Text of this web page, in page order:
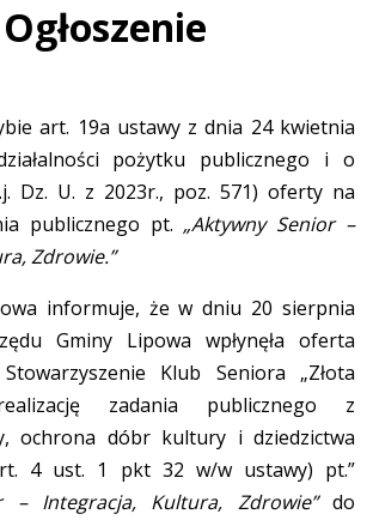
Ogłoszenie
art. 19a ustawy z dnia 24 kwietnia
pożytku publicznego i o
Dz. U. z 2023r., poz. 571) oferty na
publicznego pt. „Aktywny Senior –
Zdrowie.”
informuje, że w dniu 20 sierpnia
Gminy Lipowa wpłynęła oferta
Klub Seniora „Złota
zadania publicznego z
ochrona dóbr kultury i dziedzictwa
4 ust. 1 pkt 32 w/w ustawy) pt.”
– Integracja, Kultura, Zdrowie”do